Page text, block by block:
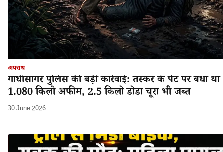
अपराध
गांधीसागर पुलिस की बड़ी कार्रवाई: तस्कर के पेट पर बंधा था
1.080 किलो अफीम, 2.5 किलो डोडा चूरा भी जब्त
30 June 2026